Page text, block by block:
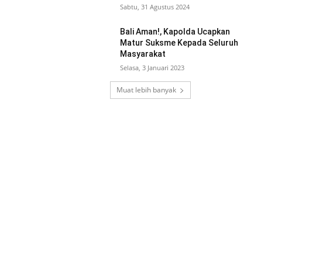
Sabtu, 31 Agustus 2024
Bali Aman!, Kapolda Ucapkan
Matur Suksme Kepada Seluruh
Masyarakat
Selasa, 3 Januari 2023
Muat lebih banyak